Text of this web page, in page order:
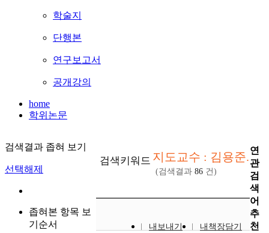
학술지
단행본
연구보고서
공개강의
home
학위논문
검색결과 좁혀 보기
선택해제
좁혀본 항목 보
기순서
검색키워드 지도교수 : 김용준.
(검색결과 86 건)
내보내기
내책장담기
연
관
검
색
어
추
천